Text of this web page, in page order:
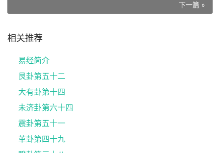
下一篇 »
相关推荐
易经简介
艮卦第五十二
大有卦第十四
未济卦第六十四
震卦第五十一
革卦第四十九